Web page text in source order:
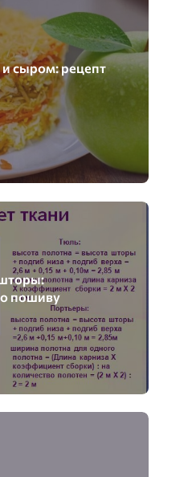
сыром: рецепт
пошиву